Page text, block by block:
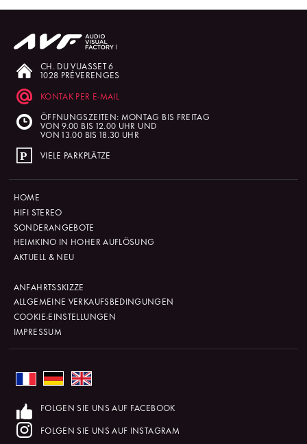
CH. DU VUASSET 6
1028 PRÉVERENGES
KONTAK PER E-MAIL
ÖFFNUNGSZEITEN: MONTAG BIS FREITAG
VON 9.00 BIS 12.00 UHR UND
VON 13.00 BIS 18.30 UHR
VIELE PARKPLÄTZE
HOME
HIFI STEREO
SONDERANGEBOTE
HEIMKINO IN HOHER AUFLÖSUNG
AKTUELL & NEU
ANFAHRTSSKIZZE
ALLGEMEINE VERKAUFSBEDINGUNGEN
COOKIE-EINSTELLUNGEN
IMPRESSUM
FOLGEN SIE UNS AUF FACEBOOK
FOLGEN SIE UNS AUF INSTAGRAM